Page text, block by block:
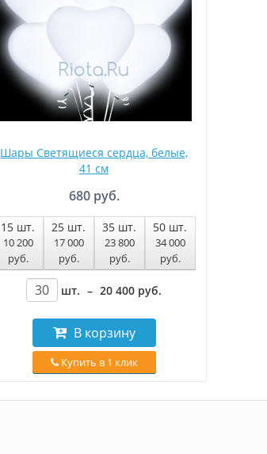
Шары Светящиеся сердца, белые,
41 см
680 руб.
15 шт.
10 200
руб.
25 шт.
17 000
руб.
35 шт.
23 800
руб.
50 шт.
34 000
руб.
шт. – 20 400 руб.
В корзину
Купить в 1 клик